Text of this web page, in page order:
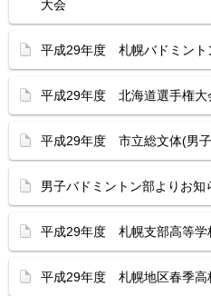
大会
平成29年度 札幌バドミン
平成29年度 北海道選手権
平成29年度 市立総文体(男
男子バドミントン部よりお知
平成29年度 札幌支部高等学
平成29年度 札幌地区春季高